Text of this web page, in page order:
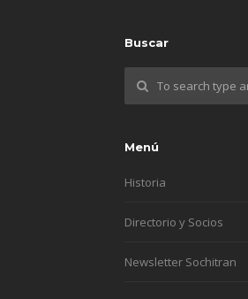
Buscar
Menú
Historia
Directorio y Socios
Newsletter Sochitran